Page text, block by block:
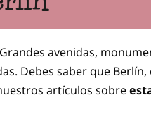
avenidas,
Debes saber que
artículos sobre